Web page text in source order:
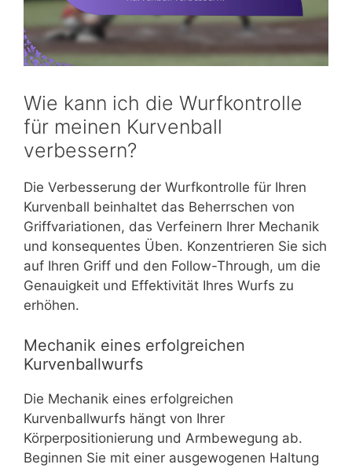
Wie kann ich die Wurfkontrolle
für meinen Kurvenball
verbessern?
Die Verbesserung der Wurfkontrolle für Ihren
Kurvenball beinhaltet das Beherrschen von
Griffvariationen, das Verfeinern Ihrer Mechanik
und konsequentes Üben. Konzentrieren Sie sich
auf Ihren Griff und den Follow-Through, um die
Genauigkeit und Effektivität Ihres Wurfs zu
erhöhen.
Mechanik eines erfolgreichen
Kurvenballwurfs
Die Mechanik eines erfolgreichen
Kurvenballwurfs hängt von Ihrer
Körperpositionierung und Armbewegung ab.
Beginnen Sie mit einer ausgewogenen Haltung